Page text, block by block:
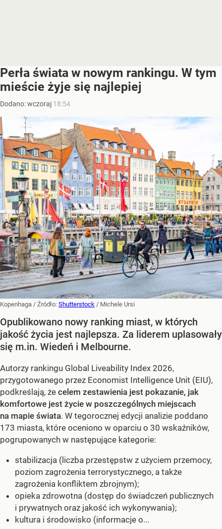
Perła świata w nowym rankingu. W tym
mieście żyje się najlepiej
Dodano:wczoraj 18:54
Kopenhaga / Źródło: Shutterstock / Michele Ursi
Opublikowano nowy ranking miast, w których
jakość życia jest najlepsza. Za liderem uplasowały
się m.in. Wiedeń i Melbourne.
Autorzy rankingu Global Liveability Index 2026,
przygotowanego przez Economist Intelligence Unit (EIU),
podkreślają, że celem zestawienia jest pokazanie, jak
komfortowe jest życie w poszczególnych miejscach
na mapie świata. W tegorocznej edycji analizie poddano
173 miasta, które oceniono w oparciu o 30 wskaźników,
pogrupowanych w następujące kategorie:
stabilizacja (liczba przestępstw z użyciem przemocy,
poziom zagrożenia terrorystycznego, a także
zagrożenia konfliktem zbrojnym);
opieka zdrowotna (dostęp do świadczeń publicznych
i prywatnych oraz jakość ich wykonywania);
kultura i środowisko (informacje o...